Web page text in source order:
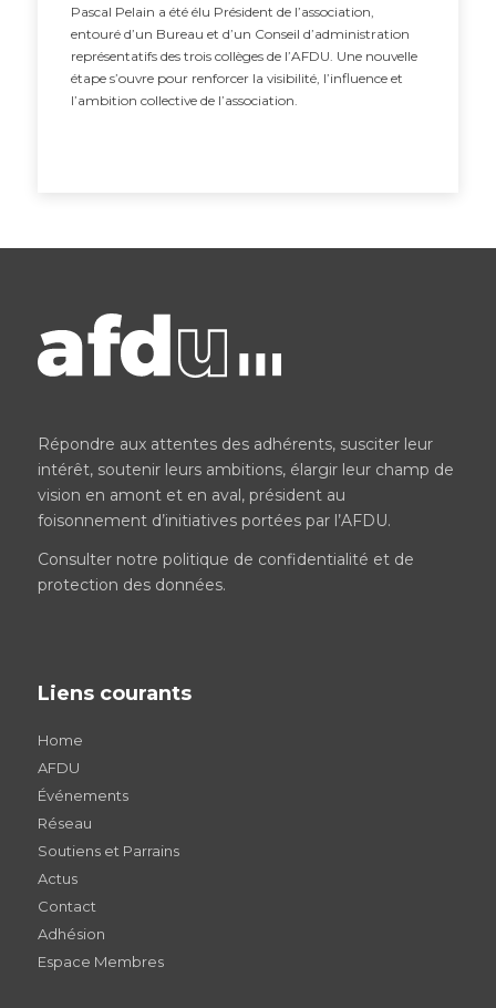
Pascal Pelain a été élu Président de l’association,
entouré d’un Bureau et d’un Conseil d’administration
représentatifs des trois collèges de l’AFDU. Une nouvelle
étape s’ouvre pour renforcer la visibilité, l’influence et
l’ambition collective de l’association.
Répondre aux attentes des adhérents, susciter leur
intérêt, soutenir leurs ambitions, élargir leur champ de
vision en amont et en aval, président au
foisonnement d’initiatives portées par l’AFDU.
Consulter notre politique de confidentialité et de
protection des données.
Liens courants
Home
AFDU
Événements
Réseau
Soutiens et Parrains
Actus
Contact
Adhésion
Espace Membres